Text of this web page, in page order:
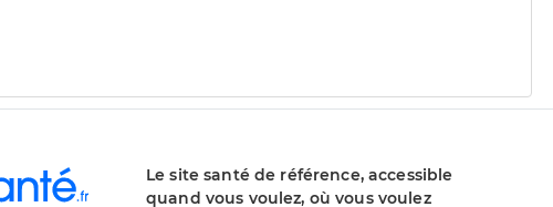
Le site santé de référence, accessible
quand vous voulez, où vous voulez